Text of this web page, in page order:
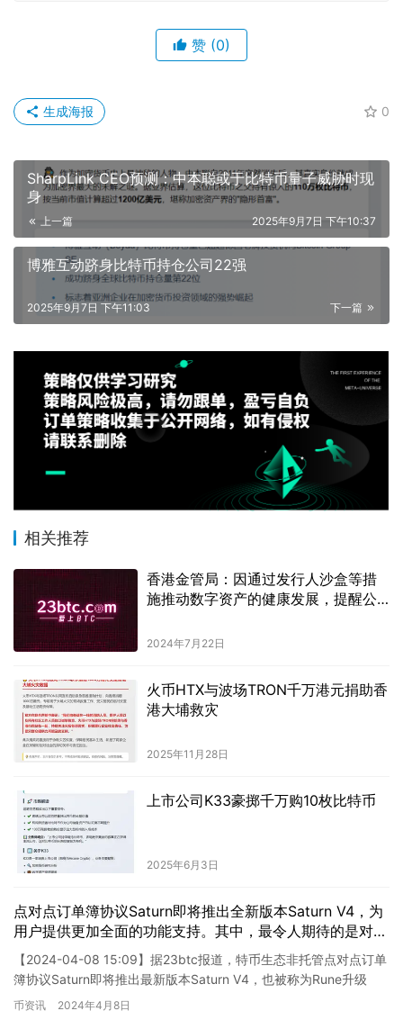
赞 (0)
0
生成海报
SharpLink CEO预测：中本聪或于比特币量子威胁时现
身
上一篇 2025年9月7日 下午10:37
博雅互动跻身比特币持仓公司22强
下一篇
2025年9月7日 下午11:03
相关推荐
香港金管局：因通过发行人沙盒等措
施推动数字资产的健康发展，提醒公
2024年7月22日
火币HTX与波场TRON千万港元捐助香
港大埔救灾
2025年11月28日
上市公司K33豪掷千万购10枚比特币
2025年6月3日
点对点订单簿协议Saturn即将推出全新版本Saturn V4，为
用户提供更加全面的功能支持。其中，最令人期待的是对
Rune代币交易的支持。通过Saturn V4，用户将能够便捷地
进行Rune代币的交易，享受更加灵活和高效的交易体验。
这一次的升级将为用户带来更多的便利和可能性，为数字资
产交易市场增添新的活力。敬请期待Saturn V4的上线，共
【2024-04-08 15:09】据23btc报道，特币生态非托管点对点订单
簿协议Saturn即将推出最新版本Saturn V4，也被称为Rune升级
版。预计该版本将在比特币减半…
币资讯 2024年4月8日